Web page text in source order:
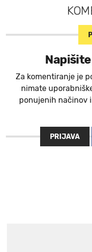
Za komentiranje je
nimate
ponujenih načinov
PRIJAVA